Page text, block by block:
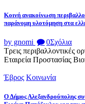
Κοινή ανακοίνωση
παράνομη υλοτόμηση στα
by gnomi 0Σχόλια
Τρεις περιβαλλοντικές
Εταιρεία Προστασίας
Έβρος Κοινωνία
Ο Δήμος Αλεξανδρούπολης